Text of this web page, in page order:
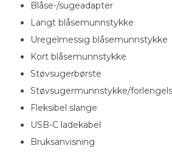
Blåse-/sugeadapter
Langt blåsemunnstykke
Uregelmessig blåsemunnstykke
Kort blåsemunnstykke
Støvsugerbørste
Støvsugermunnstykke/
Fleksibel slange
USB-C ladekabel
Bruksanvisning